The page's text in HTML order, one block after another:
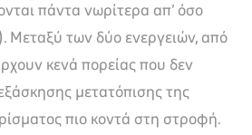
πάντα νωρίτερα απ’ όσο
Μεταξύ των δύο ενεργειών, από
κενά πορείας που δεν
μετατόπισης της
πιο κοντά στη στροφή.